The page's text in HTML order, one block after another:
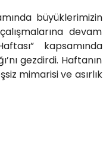
büyüklerimizin
devam
kapsamında
gezdirdi. Haftanın
mimarisi ve asırlık